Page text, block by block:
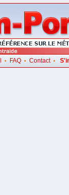
• FAQ• Contact•